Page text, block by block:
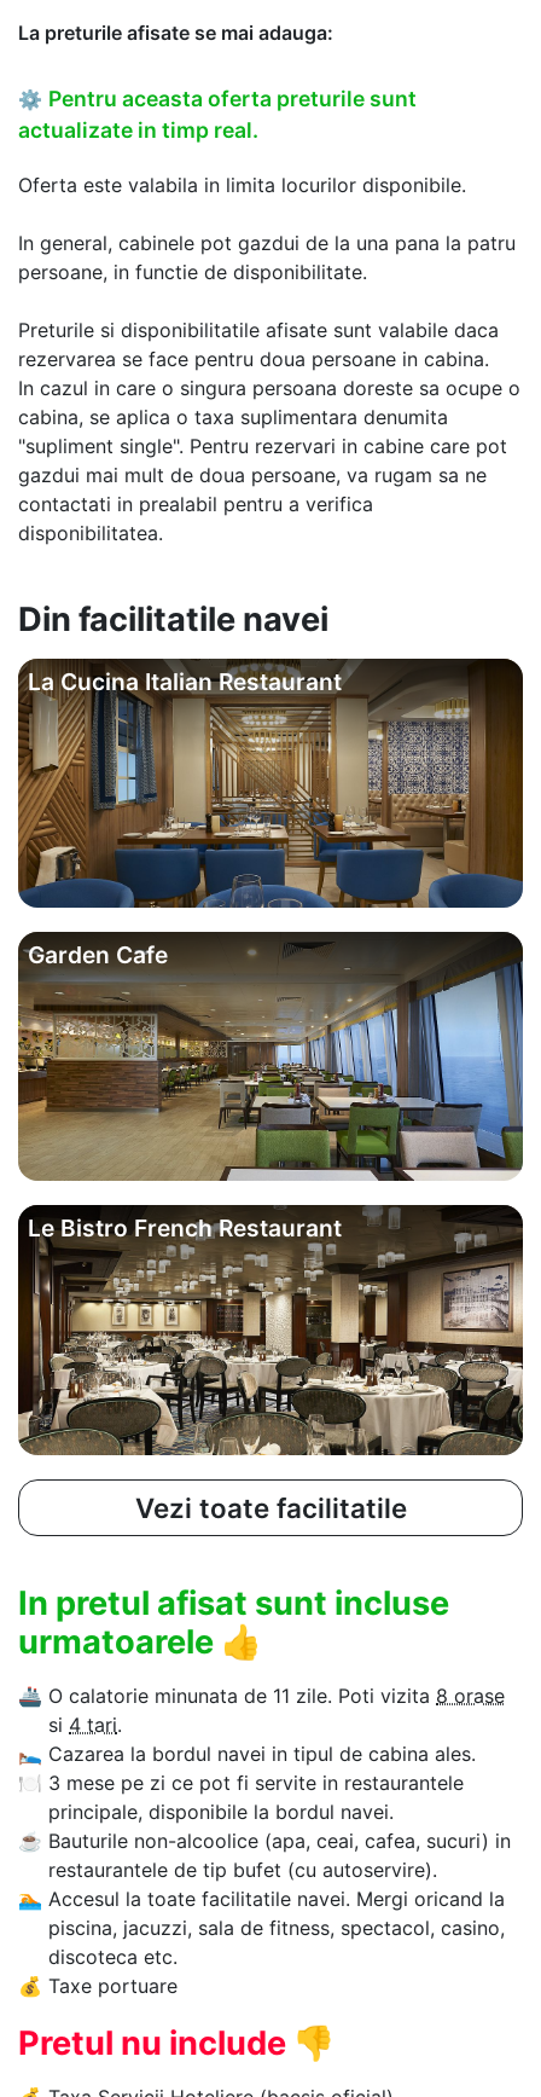
La preturile afisate se mai adauga:
⚙ Pentru aceasta oferta preturile sunt
actualizate in timp real.
Oferta este valabila in limita locurilor disponibile.
In general, cabinele pot gazdui de la una pana la patru
persoane, in functie de disponibilitate.
Preturile si disponibilitatile afisate sunt valabile daca
rezervarea se face pentru doua persoane in cabina.
In cazul in care o singura persoana doreste sa ocupe o
cabina, se aplica o taxa suplimentara denumita
"supliment single". Pentru rezervari in cabine care pot
gazdui mai mult de doua persoane, va rugam sa ne
contactati in prealabil pentru a verifica
disponibilitatea.
Din facilitatile navei
La Cucina Italian Restaurant
Garden Cafe
Le Bistro French Restaurant
Vezi toate facilitatile
In pretul afisat sunt incluse
urmatoarele 👍
🚢 O calatorie minunata de 11 zile. Poti vizita 8 orase
si 4 tari.
🛌 Cazarea la bordul navei in tipul de cabina ales.
🍽 3 mese pe zi ce pot fi servite in restaurantele
principale, disponibile la bordul navei.
☕ Bauturile non-alcoolice (apa, ceai, cafea, sucuri) in
restaurantele de tip bufet (cu autoservire).
🏊‍ Accesul la toate facilitatile navei. Mergi oricand la
piscina, jacuzzi, sala de fitness, spectacol, casino,
discoteca etc.
💰 Taxe portuare
Pretul nu include 👎